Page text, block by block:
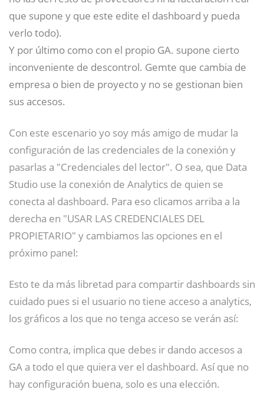
que supone y que este edite el dashboard y pueda
verlo todo).
Y por último como con el propio GA. supone cierto
inconveniente de descontrol. Gemte que cambia de
empresa o bien de proyecto y no se gestionan bien
sus accesos.
Con este escenario yo soy más amigo de mudar la
configuración de las credenciales de la conexión y
pasarlas a "Credenciales del lector". O sea, que Data
Studio use la conexión de Analytics de quien se
conecta al dashboard. Para eso clicamos arriba a la
derecha en "USAR LAS CREDENCIALES DEL
PROPIETARIO" y cambiamos las opciones en el
próximo panel:
Esto te da más libretad para compartir dashboards sin
cuidado pues si el usuario no tiene acceso a analytics,
los gráficos a los que no tenga acceso se verán así:
Como contra, implica que debes ir dando accesos a
GA a todo el que quiera ver el dashboard. Así que no
hay configuración buena, solo es una elección.